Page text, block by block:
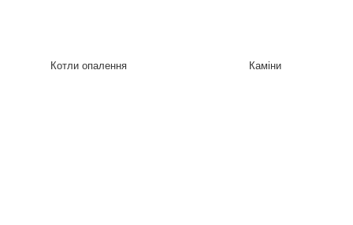
Котли опалення Каміни